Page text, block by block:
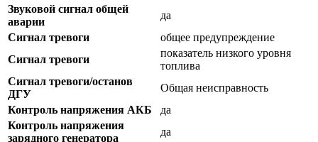
Звуковой сигнал общей
аварии
да
Сигнал тревоги
общее предупреждение
Сигнал тревоги
показатель низкого уровня
топлива
Сигнал тревоги/останов
ДГУ
Общая неисправность
Контроль напряжения АКБ
да
Контроль напряжения
зарядного генератора
да